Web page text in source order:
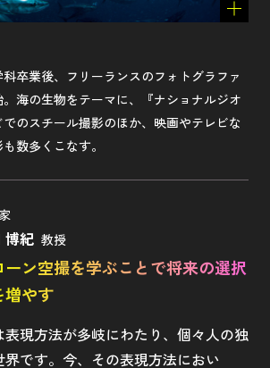
卒業後、フリーランスのフォトグラファ
海の生物をテーマに、『ナショナルジオ
のスチール撮影のほか、映画やテレビな
数多くこなす。
博紀 教授
ーン空撮を学ぶことで将来の選択
増やす
現方法が多岐にわたり、個々人の独
界です。今、その表現方法におい